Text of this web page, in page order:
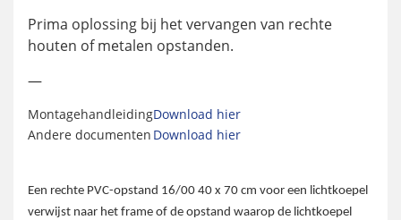
Prima oplossing bij het vervangen van rechte
houten of metalen opstanden.
—
MontagehandleidingDownload hier
Andere documenten Download hier
Een rechte PVC-opstand 16/00 40 x 70 cm voor een lichtkoepel
verwijst naar het frame of de opstand waarop de lichtkoepel